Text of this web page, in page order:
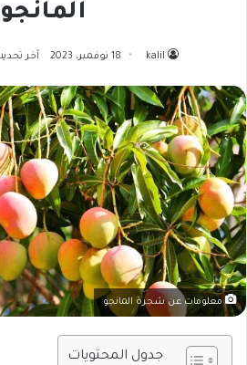
المانجو
kalil 18 نوفمبر، 2023 آخر تحديث: 18
معلومات عن شجرة المانجو
جدول المحتويات